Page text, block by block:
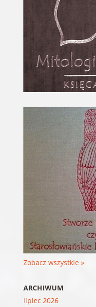
Zobacz wszystkie »
ARCHIWUM
lipiec 2026